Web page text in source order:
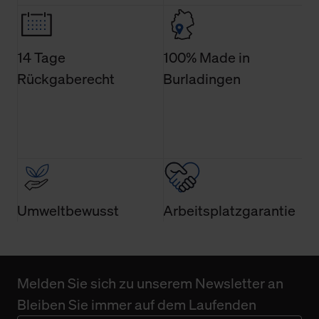
jederzeit Ihre Einwilligungserklärung anpassen. Ihre
Einwilligung ist grundsätzlich freiwillig, für die Nutzung
Wirkung für die Zukunft widerrufen. Der Widerruf der
Einwilligung hat jedoch keine Auswirkung auf die
Weitere Informationen über Cookies und Web-
Technologien sowie die Nutzung Ihrer persönlichen Daten
14 Tage
Rückgaberecht
100% Made in
Burladingen
Umweltbewusst Arbeitsplatzgarantie
Melden Sie sich zu unserem Newsletter an
Bleiben Sie immer auf dem Laufenden